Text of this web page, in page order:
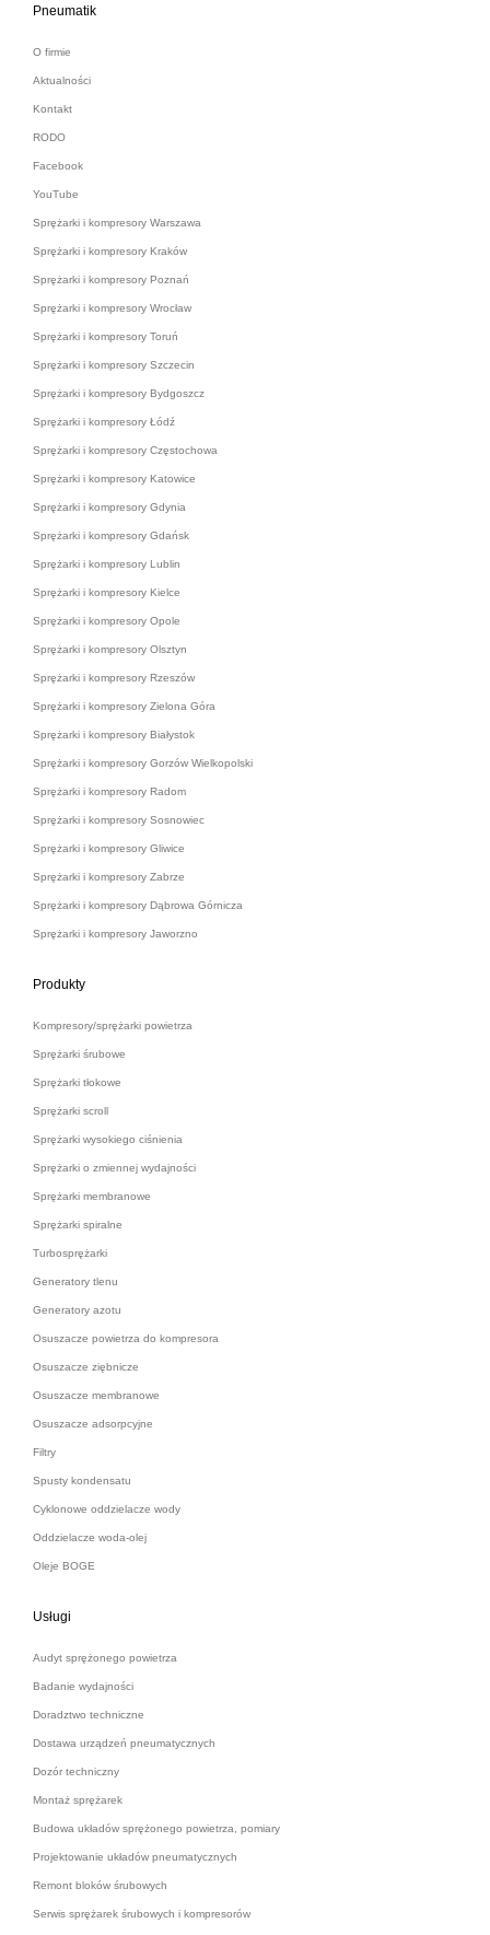
Pneumatik
O firmie
Aktualności
Kontakt
RODO
Facebook
YouTube
Sprężarki i kompresory Warszawa
Sprężarki i kompresory Kraków
Sprężarki i kompresory Poznań
Sprężarki i kompresory Wrocław
Sprężarki i kompresory Toruń
Sprężarki i kompresory Szczecin
Sprężarki i kompresory Bydgoszcz
Sprężarki i kompresory Łódź
Sprężarki i kompresory Częstochowa
Sprężarki i kompresory Katowice
Sprężarki i kompresory Gdynia
Sprężarki i kompresory Gdańsk
Sprężarki i kompresory Lublin
Sprężarki i kompresory Kielce
Sprężarki i kompresory Opole
Sprężarki i kompresory Olsztyn
Sprężarki i kompresory Rzeszów
Sprężarki i kompresory Zielona Góra
Sprężarki i kompresory Białystok
Sprężarki i kompresory Gorzów Wielkopolski
Sprężarki i kompresory Radom
Sprężarki i kompresory Sosnowiec
Sprężarki i kompresory Gliwice
Sprężarki i kompresory Zabrze
Sprężarki i kompresory Dąbrowa Górnicza
Sprężarki i kompresory Jaworzno
Produkty
Kompresory/sprężarki powietrza
Sprężarki śrubowe
Sprężarki tłokowe
Sprężarki scroll
Sprężarki wysokiego ciśnienia
Sprężarki o zmiennej wydajności
Sprężarki membranowe
Sprężarki spiralne
Turbosprężarki
Generatory tlenu
Generatory azotu
Osuszacze powietrza do kompresora
Osuszacze ziębnicze
Osuszacze membranowe
Osuszacze adsorpcyjne
Filtry
Spusty kondensatu
Cyklonowe oddzielacze wody
Oddzielacze woda-olej
Oleje BOGE
Usługi
Audyt sprężonego powietrza
Badanie wydajności
Doradztwo techniczne
Dostawa urządzeń pneumatycznych
Dozór techniczny
Montaż sprężarek
Budowa układów sprężonego powietrza, pomiary
Projektowanie układów pneumatycznych
Remont bloków śrubowych
Serwis sprężarek śrubowych i kompresorów